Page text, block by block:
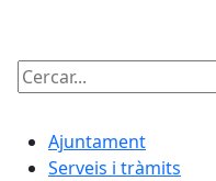
Cercar:
Ajuntament
Serveis i tràmits